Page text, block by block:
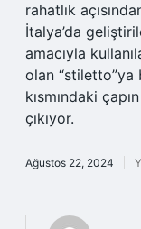
rahatlık
İtalya’da
amacıyla
olan “stiletto”ya
kısmındaki
çıkıyor.
Ağustos 22, 2024